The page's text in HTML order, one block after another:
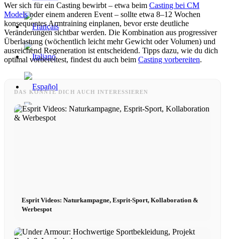
Wer sich für ein Casting bewirbt – etwa beim Casting bei CM
Modelsoder einem anderen Event – sollte etwa 8–12 Wochen
konsequentes Armtraining einplanen, bevor erste deutliche
Veränderungen sichtbar werden. Die Kombination aus progressiver
Überlastung (wöchentlich leicht mehr Gewicht oder Volumen) und
ausreichend Regeneration ist entscheidend. Tipps dazu, wie du dich
optimal vorbereitest, findest du auch beim Casting vorbereiten.
DAS KÖNNTE DICH AUCH INTERESSIEREN
Esprit Videos: Naturkampagne, Esprit-Sport, Kollaboration &
Werbespot